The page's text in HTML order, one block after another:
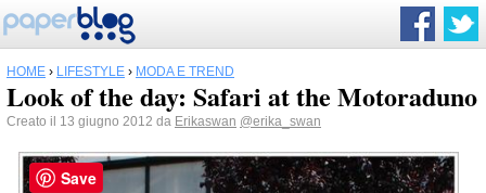
HOME › LIFESTYLE › MODA E TREND
Look of the day: Safari at the Motoraduno
Creato il 13 giugno 2012 da Erikaswan @erika_swan
Save